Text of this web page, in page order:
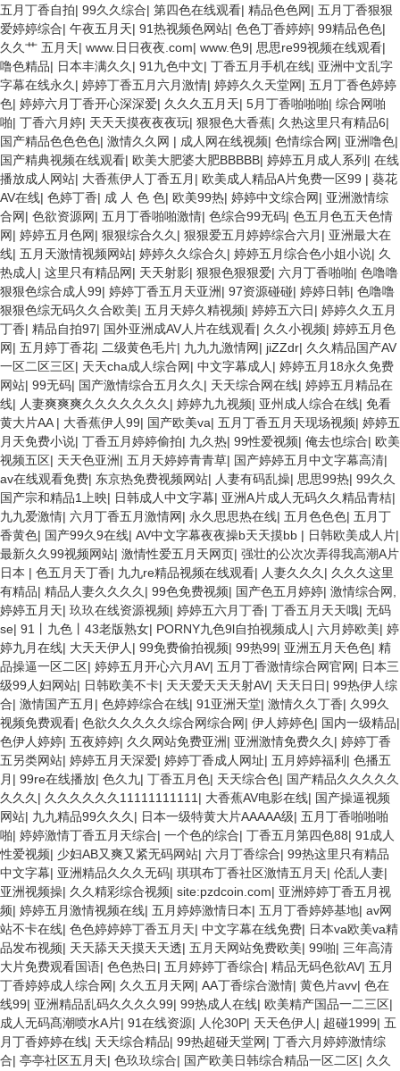
五月丁香自拍| 99久久综合| 第四色在线观看| 精品色色网| 五月丁香狠狠
爱婷婷综合| 午夜五月天| 91热视频色网站| 色色丁香婷婷| 99精品色色|
久久艹 五月天| www.日日夜夜.com| www.色9| 思思re99视频在线观看|
噜色精品| 日本丰满久久 | 91九色中文| 丁香五月手机在线| 亚洲中文乱字
字幕在线永久 | 婷婷丁香五月六月激情| 婷婷久久天堂网| 五月丁香色婷婷
色| 婷婷六月丁香开心深深爱| 久久久五月天| 5月丁香啪啪啪| 综合网啪
啪| 丁香六月婷| 天天天摸夜夜夜玩| 狠狠色大香蕉| 久热这里只有精品6|
国产精品色色色色| 激情久久网 | 成人网在线视频| 色情综合网| 亚洲噜色|
国产精典视频在线观看| 欧美大肥婆大肥BBBBB| 婷婷五月成人系列 | 在线
播放成人网站| 大香蕉伊人丁香五月 | 欧美成人精品A片免费一区99 | 葵花
AV在线| 色婷丁香| 成 人 色 色| 欧美99热| 婷婷中文综合网| 亚洲激情综
合网| 色欲资源网| 五月丁香啪啪激情| 色综合99无码| 色五月色五天色情
网| 婷婷五月色网| 狠狠综合久久 | 狠狠爱五月婷婷综合六月 | 亚洲最大在
线| 五月天激情视频网站| 婷婷久久综合久 | 婷婷五月综合色小姐小说| 久
热成人 | 这里只有精品网| 天天射影| 狠狠色狠狠爱| 六月丁香啪啪| 色噜噜
狠狠色综合成人99| 婷婷丁香五月天亚洲| 97资源碰碰| 婷婷日韩| 色噜噜
狠狠色综无码久久合欧美| 五月天婷久精视频| 婷婷五六日| 婷婷久久五月
丁香| 精品自拍97| 国外亚洲成AV人片在线观看| 久久小视频| 婷婷五月色
网| 五月婷丁香花| 二级黄色毛片| 九九九激情网| jiZZdr| 久久精品国产AV
一区二区三区| 天天cha成人综合网| 中文字幕成人 | 婷婷五月18永久免费
网站| 99无码| 国产激情综合五月久久 | 天天综合网在线| 婷婷五月精品在
线| 人妻爽爽爽久久久久久久久 | 婷婷九九视频| 亚州成人综合在线| 免看
黄大片AA | 大香蕉伊人99| 国产欧美va| 五月丁香五月天现场视频| 婷婷五
月天免费小说| 丁香五月婷婷偷拍| 九久热| 99性爱视频| 俺去也综合| 欧美
视频五区| 天天色亚洲| 五月天婷婷青青草| 国产婷婷五月中文字幕高清|
av在线观看免费| 东京热免费视频网站| 人妻有码乱操| 思思99热| 99久久
国产宗和精品1上映| 日韩成人中文字幕| 亚洲A片成人无码久久精品青桔|
九九爱激情| 六月丁香五月激情网| 永久思思热在线| 五月色色色| 五月丁
香黄色| 国产99久9在线| AV中文字幕夜夜操b天天摸bb | 日韩欧美成人片|
最新久久99视频网站| 激情性爱五月天网页| 强壮的公次次弄得我高潮A片
日本 | 色五月天丁香| 九九re精品视频在线观看| 人妻久久久 | 久久久这里
有精品| 精品人妻久久久久 | 99色免费视频| 国产色五月婷婷| 激情综合网,
婷婷五月天| 玖玖在线资源视频| 婷婷五六月丁香| 丁香五月天天哦| 无码
se| 91丨九色丨43老版熟女| PORNY九色9l自拍视频成人 | 六月婷欧美| 婷
婷九月在线| 大天天伊人 | 99免费偷拍视频| 99热99| 亚洲五月天色色| 精
品操逼一区二区| 婷婷五月开心六月AV| 五月丁香激情综合网官网| 日本三
级99人妇网站| 日韩欧美不卡| 天天爱天天天射AV| 天天日日| 99热伊人综
合| 激情国产五月 | 色婷婷综合在线| 91亚洲天堂| 激情久久丁香| 久99久
视频免费观看| 色欲久久久久久综合网综合网| 伊人婷婷色| 国内一级精品|
色伊人婷婷| 五夜婷婷| 久久网站免费亚洲| 亚洲激情免费久久 | 婷婷丁香
五另类网站| 婷婷五月天深爱| 婷婷丁香成人网址| 五月婷婷福利 | 色播五
月 | 99re在线播放| 色久九| 丁香五月色| 天天综合色| 国产精品久久久久久
久久久 | 久久久久久久11111111111 | 大香蕉AV电影在线| 国产操逼视频
网站| 九九精品99久久久 | 日本一级特黄大片AAAAA级| 五月丁香啪啪啪
啪| 婷婷激情丁香五月天综合| 一个色的综合| 丁香五月第四色88| 91成人
性爱视频| 少妇AB又爽又紧无码网站| 六月丁香综合| 99热这里只有精品
中文字幕| 亚洲精品久久久无码| 琪琪布丁香社区激情五月天| 伦乱人妻|
亚洲视频操| 久久精彩综合视频| site:pzdcoin.com| 亚洲婷婷丁香五月视
频| 婷婷五月激情视频在线| 五月婷婷激情日本| 五月丁香婷婷基地| av网
站不卡在线| 色色婷婷婷丁香五月天| 中文字幕在线免费| 日本va欧美va精
品发布视频| 天天舔天天摸天天透| 五月天网站免费欧美| 99啪| 三年高清
大片免费观看国语| 色色热日| 五月婷婷丁香综合| 精品无码色欲AV| 五月
丁香婷婷成人综合网| 久久五月天网| AA丁香综合激情| 黄色片avv| 色在
线99| 亚洲精品乱码久久久久99| 99热成人在线| 欧美精产国品一二三区|
成人无码髙潮喷水A片| 91在线资源| 人伦30P| 天天色伊人 | 超碰1999| 五
月丁香婷婷在线| 天天综合精品| 99热超碰天堂网| 丁香六月婷婷激情综
合| 亭亭社区五月天| 色玖玖综合| 国产欧美日韩综合精品一区二区| 久久